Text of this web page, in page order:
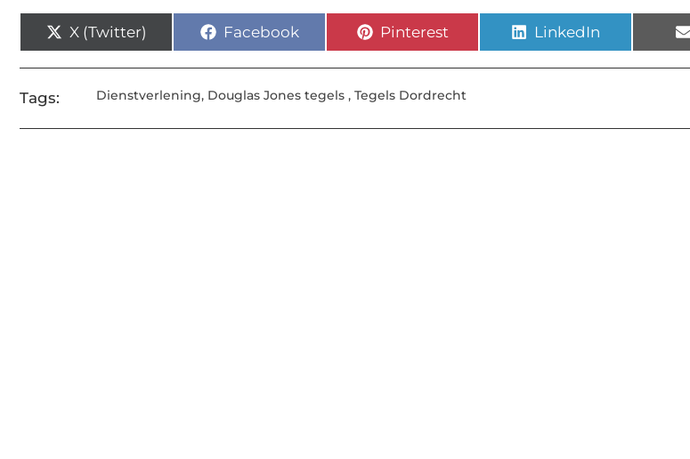
X (Twitter) Facebook Pinterest LinkedIn
Tags: Dienstverlening, Douglas Jones tegels , Tegels Dordrecht